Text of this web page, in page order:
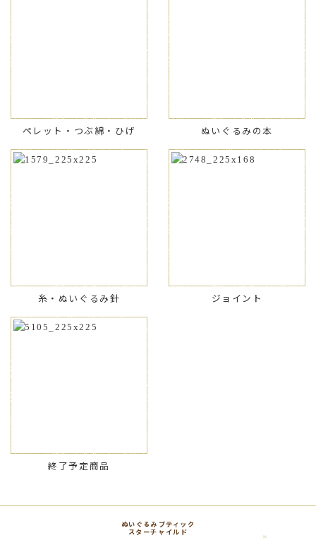
ペレット・つぶ綿・ひげ ぬいぐるみの本
糸・ぬいぐるみ針 ジョイント
終了予定商品
ぬいぐるみブティック
スターチャイルド